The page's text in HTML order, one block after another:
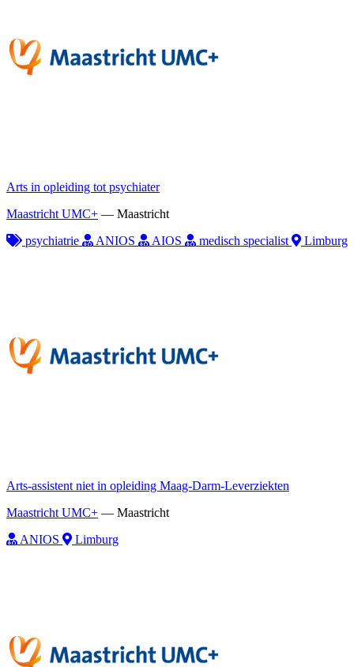
Arts in opleiding tot psychiater
Maastricht UMC+ — Maastricht
psychiatrie
ANIOS AIOS medisch specialist Limburg
Arts-assistent niet in opleiding Maag-Darm-Leverziekten
Maastricht UMC+ — Maastricht
ANIOS
Limburg